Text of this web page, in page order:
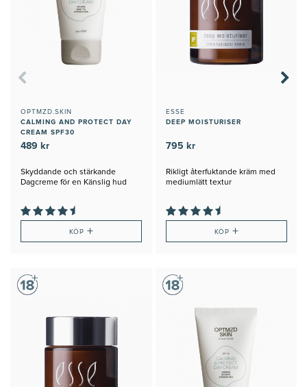
OPTMZD.SKIN
CALMING AND PROTECT DAY
CREAM SPF30
489 kr
Skyddande och stärkande
Dagcreme för en Känslig hud
KÖP +
ESSE
DEEP MOISTURISER
795 kr
Rikligt återfuktande kräm med
mediumlätt textur
KÖP +